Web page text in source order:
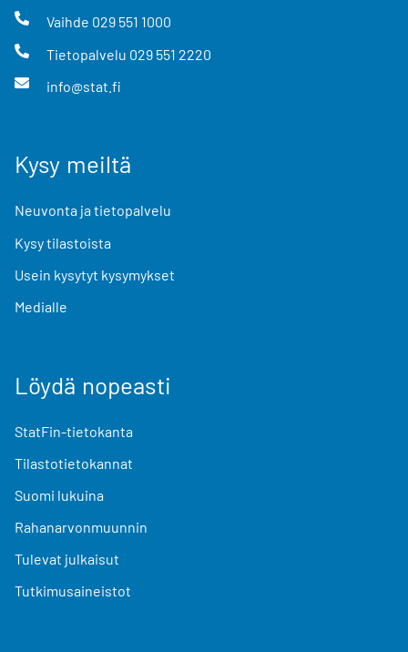
Vaihde 029 551 1000
Tietopalvelu 029 551 2220
info@stat.fi
Kysy meiltä
Neuvonta ja tietopalvelu
Kysy tilastoista
Usein kysytyt kysymykset
Medialle
Löydä nopeasti
StatFin-tietokanta
Tilastotietokannat
Suomi lukuina
Rahanarvonmuunnin
Tulevat julkaisut
Tutkimusaineistot